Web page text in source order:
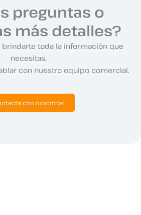
preguntas o
más detalles?
brindarte toda la información que
necesitas.
con nuestro equipo comercial.
con nosotros